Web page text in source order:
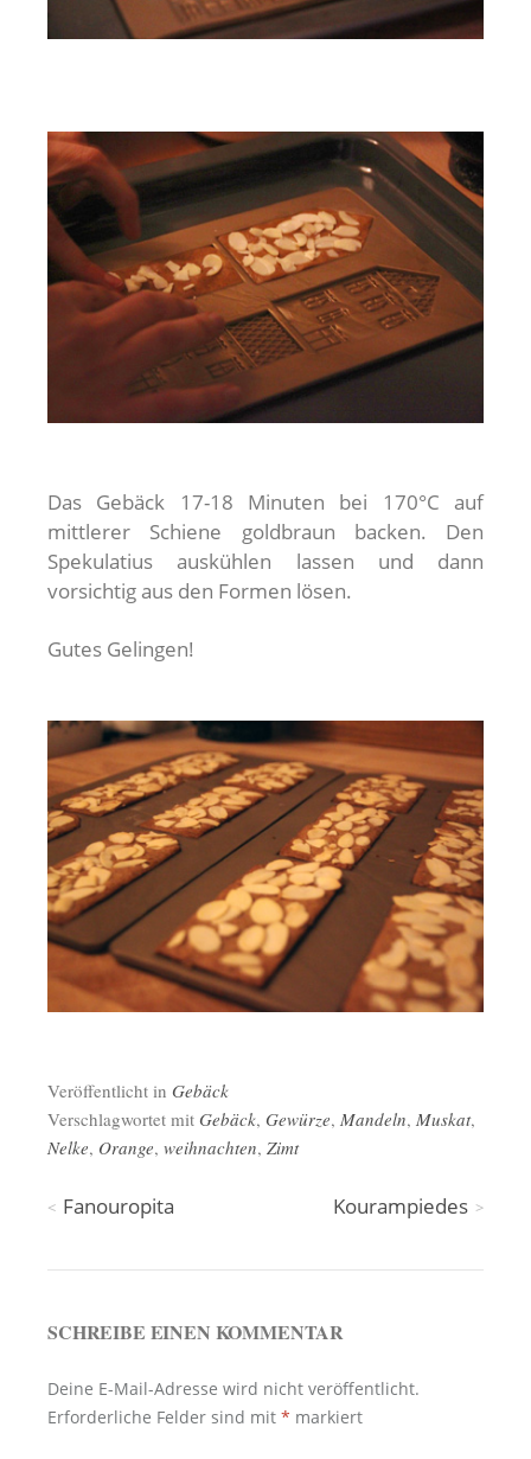
Das Gebäck 17-18 Minuten bei 170°C auf
mittlerer Schiene goldbraun backen. Den
Spekulatius auskühlen lassen und dann
vorsichtig aus den Formen lösen.
Gutes Gelingen!
Veröffentlicht in Gebäck
Verschlagwortet mit Gebäck, Gewürze, Mandeln, Muskat,
Nelke, Orange, weihnachten, Zimt
Beitragsnavigation
Fanouropita Kourampiedes
SCHREIBE EINEN KOMMENTAR
Deine E-Mail-Adresse wird nicht veröffentlicht.
Erforderliche Felder sind mit * markiert